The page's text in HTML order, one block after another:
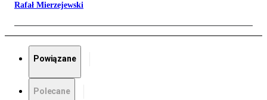
Rafał Mierzejewski
Powiązane
Polecane